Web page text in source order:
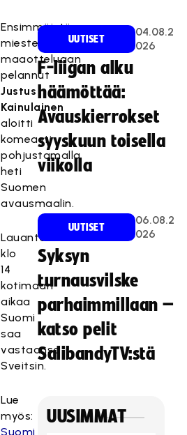
Ensimmäistä
miesten
maaotteluaan
pelannut
Justus
Kainulainen
aloitti
komeasti
pohjustamalla
heti
Suomen
avausmaalin.
Lauantaina
klo
14
kotimaan
aikaa
Suomi
saa
vastaansa
Sveitsin.
Lue
myös:
Suomi
s
o
n
UUTISET
04.08.2
026
F-liigan alku
häämöttää:
Avauskierrokset
syyskuun toisella
viikolla
UUTISET
06.08.2
026
Syksyn
turnausvilske
parhaimmillaan –
katso pelit
SalibandyTV:stä
UUSIMMAT